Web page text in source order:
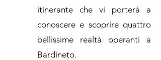
itinerante che vi porterà a
conoscere e scoprire quattro
bellissime realtà operanti a
Bardineto.